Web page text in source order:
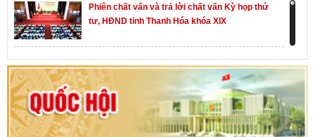
Phiên chất vấn và trả lời chất vấn Kỳ họp thứ
tư, HĐND tỉnh Thanh Hóa khóa XIX
Khai mạc kỳ họp thứ Nhất, Quốc hội khóa XVI
Hướng dẫn quy trình bỏ phiếu bầu cử ĐBQH
khoá XVI và đại biểu HĐND các cấp nhiệm kỳ